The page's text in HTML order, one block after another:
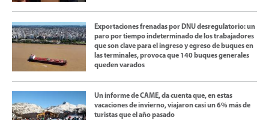
Exportaciones frenadas por DNU desregulatorio: un
paro por tiempo indeterminado de los trabajadores
que son clave para el ingreso y egreso de buques en
las terminales, provoca que 140 buques generales
queden varados
Un informe de CAME, da cuenta que, en estas
vacaciones de invierno, viajaron casi un 6% más de
turistas que el año pasado